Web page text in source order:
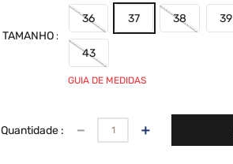
TAMANHO
36 37 38 39
43
GUIA DE MEDIDAS
Quantidade ＋
－